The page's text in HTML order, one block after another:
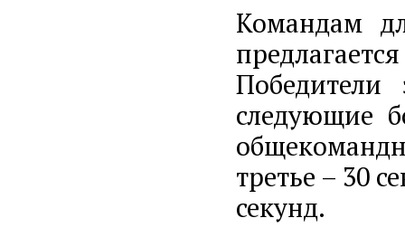
Командам
Победители
следующие
третье – 30
секунд.